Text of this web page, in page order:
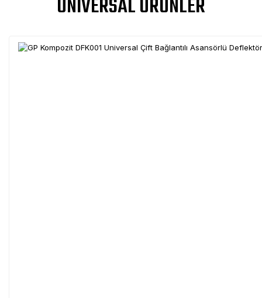
UNIVERSAL ÜRÜNLER